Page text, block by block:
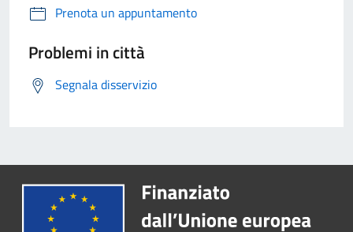
Prenota un appuntamento
Problemi in città
Segnala disservizio